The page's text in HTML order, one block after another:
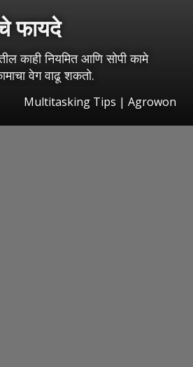
फायदे
काही नियमित आणि सोपी कामे
वेग वाढू शकतो.
Multitasking Tips | Agrowon